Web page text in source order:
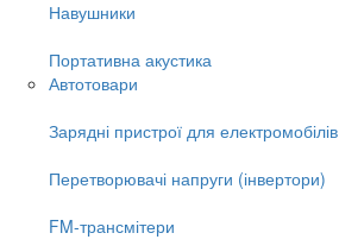
Навушники
Портативна акустика
Автотовари
Зарядні пристрої для електромобілів
Перетворювачі напруги (інвертори)
FM-трансмітери